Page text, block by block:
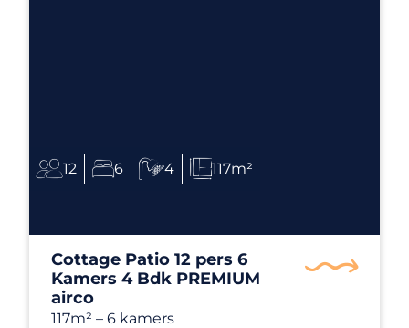
12 6 4 117m²
Cottage Patio 12 pers 6
Kamers 4 Bdk PREMIUM
airco
117m² – 6 kamers